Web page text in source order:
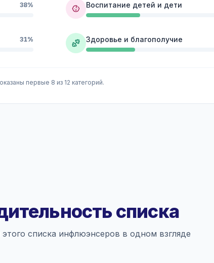
38%
31%
Воспитание детей и дети
Здоровье и благополучие
первые 8 из 12 категорий.
списка
списка инфлюэнсеров в одном взгляде